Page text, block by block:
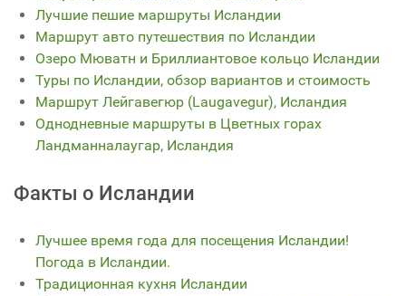
Лучшие пешие маршруты Исландии
Маршрут авто путешествия по Исландии
Озеро Мюватн и Бриллиантовое кольцо Исландии
Туры по Исландии, обзор вариантов и стоимость
Маршрут Лейгавегюр (Laugavegur), Исландия
Однодневные маршруты в Цветных горах
Ландманналаугар, Исландия
Факты о Исландии
Лучшее время года для посещения Исландии!
Погода в Исландии.
Традиционная кухня Исландии